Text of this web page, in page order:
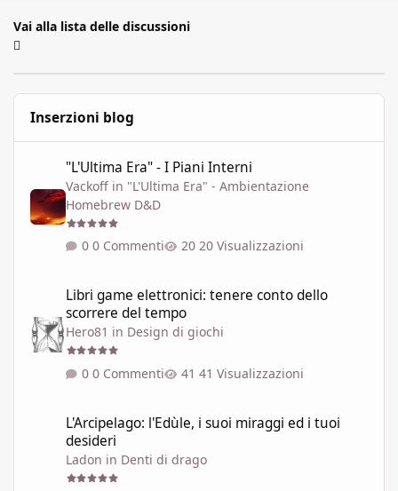
Vai alla lista delle discussioni
Inserzioni blog
"L'Ultima Era" - I Piani Interni
Vackoff in "L'Ultima Era" - Ambientazione
Homebrew D&D
0 Commenti 20 Visualizzazioni
Libri game elettronici: tenere conto dello
scorrere del tempo
Hero81 in Design di giochi
0 Commenti 41 Visualizzazioni
L'Arcipelago: l'Edùle, i suoi miraggi ed i tuoi
desideri
Ladon in Denti di drago